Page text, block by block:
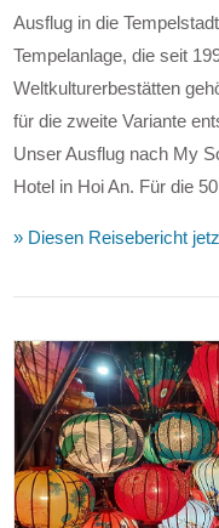
Ausflug in die
Tempelanlage, die seit
Weltkulturerbestätten
für die zweite Variante
Unser Ausflug nach My
Hotel in Hoi An. Für die
» Diesen Reisebericht